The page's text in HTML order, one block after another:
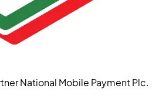
National Mobile Payment Plc.